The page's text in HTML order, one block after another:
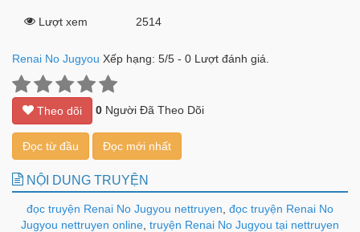
Lượt xem 2514
Renai No Jugyou Xếp hạng: 5/5 - 0 Lượt đánh giá.
Theo dõi 0 Người Đã Theo Dõi
Đọc từ đầu Đọc mới nhất
NỘI DUNG TRUYỆN
đọc truyện Renai No Jugyou nettruyen đọc truyện Renai No
Jugyou nettruyen online truyện Renai No Jugyou tại nettruyen